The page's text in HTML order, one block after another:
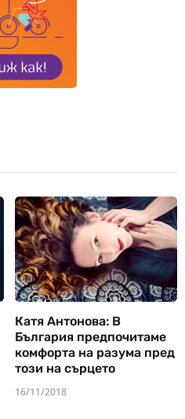
Катя Антонова: В
България предпочитаме
комфорта на разума пред
този на сърцето
16/11/2018